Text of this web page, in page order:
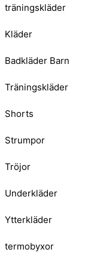
träningskläder
Kläder
Badkläder Barn
Träningskläder
Shorts
Strumpor
Tröjor
Underkläder
Ytterkläder
termobyxor